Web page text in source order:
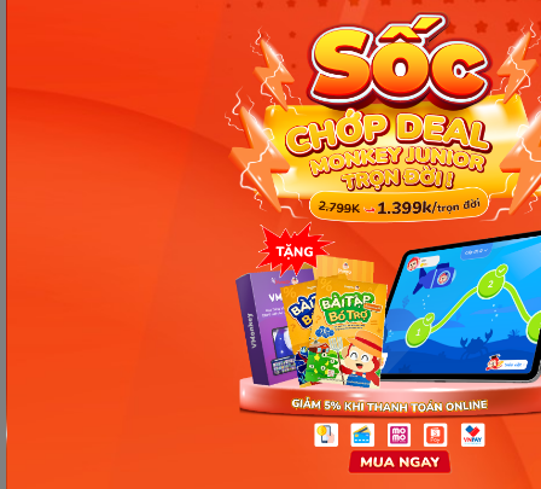
Trên đây là những thông tin hướng dẫnthủ tục
trong năm học mới nhất 2023 –
2024 để quý phụ huynh có thể tham khảo thêm.
Để giúp con có khởi đầu tốt nhất khi bước vào lớp 1,
ba mẹ nên có sự chuẩn bị kỹ lưỡng cũng như phối
hợp với nhà trường và và đảm bảo bạn hoàn thành
đầy đủ các thủ tục và hồ sơ yêu cầu nhé.
Chia sẻ ngay